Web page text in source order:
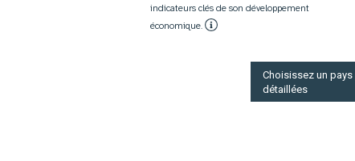
indicateurs clés de son développement
économique.
Choisissez un
détaillées